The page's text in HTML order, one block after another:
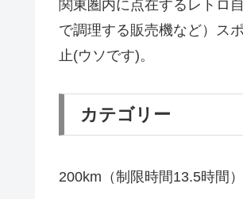
関東圏内に点在するレトロ
で調理する販売機など）ス
止(ウソです)。
カテゴリー
200km（制限時間13.5時間）